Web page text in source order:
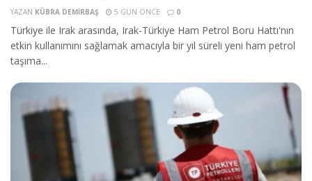
YAZAN KÜBRA DEMIRBAŞ 5 GÜN ÖNCE 0
Türkiye ile Irak arasında, Irak-Türkiye Ham Petrol Boru Hattı'nın
etkin kullanımını sağlamak amacıyla bir yıl süreli yeni ham petrol
taşıma...